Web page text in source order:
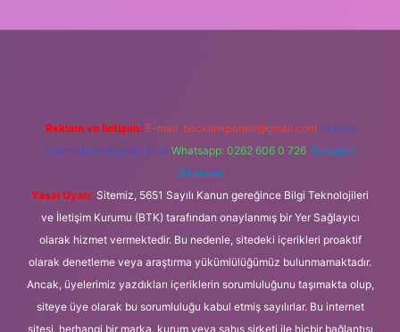
Reklam ve İletişim: E-mail: backlinkpaneli@gmail.com Teams:
forumhizmeti@gmail.com Whatsapp: 0262 606 0 726 Telegram:
@karabul
Yasal Uyarı: Sitemiz, 5651 Sayılı Kanun gereğince Bilgi Teknolojileri
ve İletişim Kurumu (BTK) tarafından onaylanmış bir Yer Sağlayıcı
olarak hizmet vermektedir. Bu nedenle, sitedeki içerikleri proaktif
olarak denetleme veya araştırma yükümlülüğümüz bulunmamaktadır.
Ancak, üyelerimiz yazdıkları içeriklerin sorumluluğunu taşımakta olup,
siteye üye olarak bu sorumluluğu kabul etmiş sayılırlar. Bu internet
sitesi, herhangi bir marka, kurum veya şahıs şirketi ile hiçbir bağlantısı